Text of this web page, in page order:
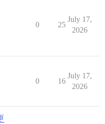
0 25
July 17,
2026
0 16
July 17,
2026